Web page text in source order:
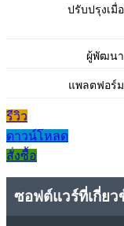
ปรับปรุงเมื่อ
ผู้พัฒนา
แพลตฟอร์ม
รีวิว
ดาวน์โหลด
สั่งซื้อ
ซอฟต์แวร์ที่เกี่ยว